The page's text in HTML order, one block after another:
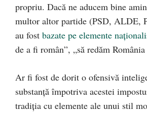
propriu. Dacă ne aducem bine
multor altor partide (PSD, ALDE,
au fost bazate pe elemente
de a fi român”, „să redăm
Ar fi fost de dorit o ofensivă
substanţă împotriva acestei
tradiţia cu elemente ale unui stil